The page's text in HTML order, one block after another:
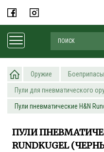
Оружие Боеприпасы
Пули для пневматического
Пули пневматические H&N
ПУЛИ
RUNDKUGEL